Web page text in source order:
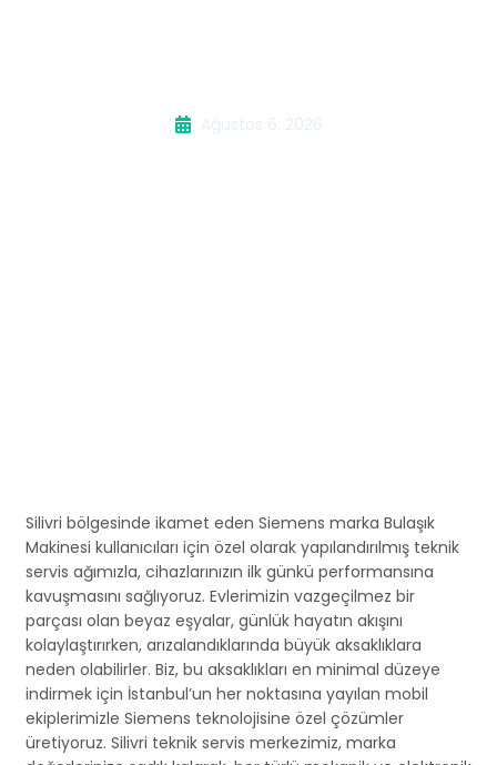
Ağustos 6, 2026
Silivri bölgesinde ikamet eden Siemens marka Bulaşık
Makinesi kullanıcıları için özel olarak yapılandırılmış teknik
servis ağımızla, cihazlarınızın ilk günkü performansına
kavuşmasını sağlıyoruz. Evlerimizin vazgeçilmez bir
parçası olan beyaz eşyalar, günlük hayatın akışını
kolaylaştırırken, arızalandıklarında büyük aksaklıklara
neden olabilirler. Biz, bu aksaklıkları en minimal düzeye
indirmek için İstanbul’un her noktasına yayılan mobil
ekiplerimizle Siemens teknolojisine özel çözümler
üretiyoruz. Silivri teknik servis merkezimiz, marka